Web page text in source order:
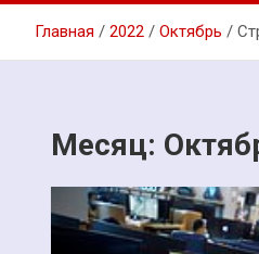
Главная 2022 Октябрь
Месяц: